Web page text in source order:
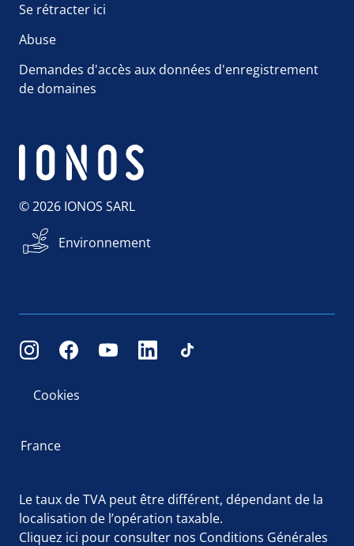
Se rétracter ici
Abuse
Demandes d'accès aux données d'enregistrement
de domaines
© 2026 IONOS SARL
Environnement
Cookies
France
Le taux de TVA peut être différent, dépendant de la
localisation de l’opération taxable.
Cliquez ici pour consulter nos Conditions Générales